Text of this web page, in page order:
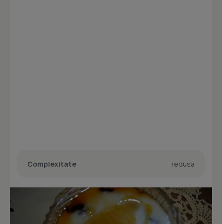
Complexitate redusa